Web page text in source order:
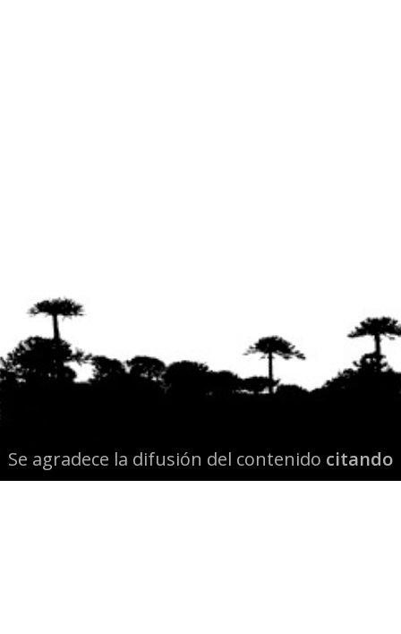
Se agradece la difusión del contenido citando
la fuente www.mapuexpress.org